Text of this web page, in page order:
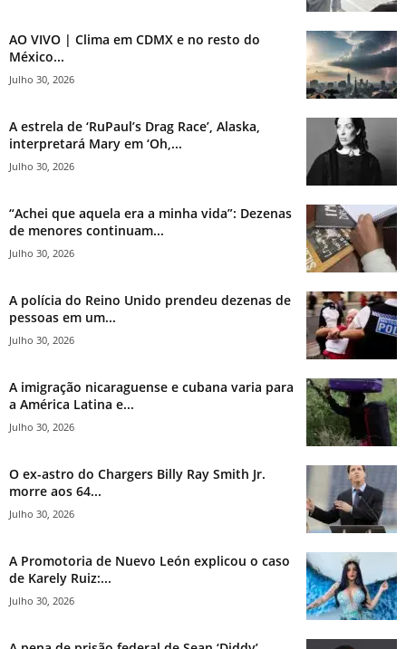
AO VIVO | Clima em CDMX e no resto do
México...
Julho 30, 2026
A estrela de ‘RuPaul’s Drag Race’, Alaska,
interpretará Mary em ‘Oh,...
Julho 30, 2026
“Achei que aquela era a minha vida”: Dezenas
de menores continuam...
Julho 30, 2026
A polícia do Reino Unido prendeu dezenas de
pessoas em um...
Julho 30, 2026
A imigração nicaraguense e cubana varia para
a América Latina e...
Julho 30, 2026
O ex-astro do Chargers Billy Ray Smith Jr.
morre aos 64...
Julho 30, 2026
A Promotoria de Nuevo León explicou o caso
de Karely Ruiz:...
Julho 30, 2026